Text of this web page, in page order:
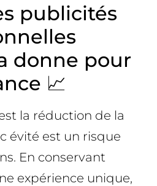
publicités
donne pour
📈
la réduction de la
évité est un risque
En conservant
expérience unique,